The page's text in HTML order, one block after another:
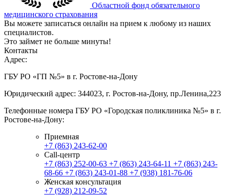
Областной фонд обязательного
медицинского страхования
Вы можете записаться онлайн на прием к любому из наших
специалистов.
Это займет не больше минуты!
Контакты
Адрес:
ГБУ РО «ГП №5» в г. Ростове-на-Дону
Юридический адрес: 344023, г. Ростов-на-Дону, пр.Ленина,223
Телефонные номера ГБУ РО «Городская поликлиника №5» в г.
Ростове-на-Дону:
Приемная
+7 (863) 243-62-00
Call-центр
+7 (863) 252-00-63 +7 (863) 243-64-11 +7 (863) 243-
68-66 +7 (863) 243-01-88 +7 (938) 181-76-06
Женская консультация
+7 (928) 212-09-52